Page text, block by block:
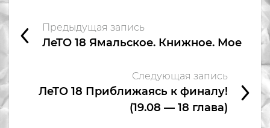
Предыдущая запись
ЛеТО 18 Ямальское. Книжное. Мое
Следующая запись
ЛеТО 18 Приближаясь к финалу!
(19.08 — 18 глава)